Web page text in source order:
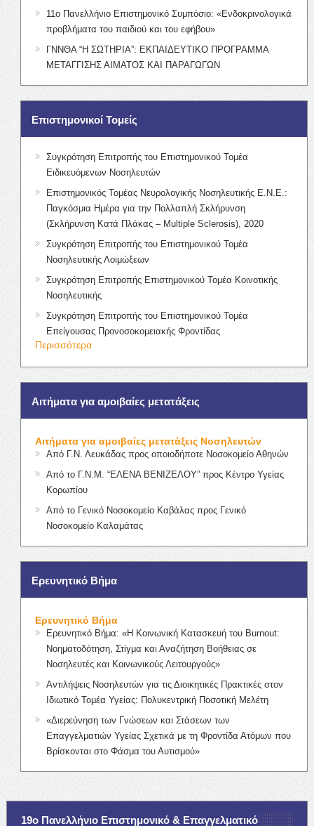
11ο Πανελλήνιο Επιστημονικό Συμπόσιο: «Ενδοκρινολογικά
προβλήματα του παιδιού και του εφήβου»
ΓΝΝΘΑ “Η ΣΩΤΗΡΙΑ”: ΕΚΠΑΙΔΕΥΤΙΚΟ ΠΡΟΓΡΑΜΜΑ
ΜΕΤΑΓΓΙΣΗΣ ΑΙΜΑΤΟΣ ΚΑΙ ΠΑΡΑΓΩΓΩΝ
Επιστημονικοί Τομείς
Συγκρότηση Επιτροπής του Επιστημονικού Τομέα
Ειδικευόμενων Νοσηλευτών
Επιστημονικός Τομέας Νευρολογικής Νοσηλευτικής Ε.Ν.Ε.:
Παγκόσμια Ημέρα για την Πολλαπλή Σκλήρυνση
(Σκλήρυνση Κατά Πλάκας – Multiple Sclerosis), 2020
Συγκρότηση Επιτροπής του Επιστημονικού Τομέα
Νοσηλευτικής Λοιμώξεων
Συγκρότηση Επιτροπής Επιστημονικού Τομέα Κοινοτικής
Νοσηλευτικής
Συγκρότηση Επιτροπής του Επιστημονικού Τομέα
Επείγουσας Προνοσοκομειακής Φροντίδας
Περισσότερα
Αιτήματα για αμοιβαίες μετατάξεις
Αιτήματα για αμοιβαίες μετατάξεις Νοσηλευτών
Από Γ.Ν. Λευκάδας προς οποιοδήποτε Νοσοκομείο Αθηνών
Από το Γ.Ν.Μ. “ΕΛΕΝΑ ΒΕΝΙΖΕΛΟΥ” προς Κέντρο Υγείας
Κορωπίου
Από το Γενικό Νοσοκομείο Καβάλας προς Γενικό
Νοσοκομείο Καλαμάτας
Ερευνητικό Βήμα
Ερευνητικό Βήμα
Ερευνητικό Βήμα: «Η Κοινωνική Κατασκευή του Burnout:
Νοηματοδότηση, Στίγμα και Αναζήτηση Βοήθειας σε
Νοσηλευτές και Κοινωνικούς Λειτουργούς»
Αντιλήψεις Νοσηλευτών για τις Διοικητικές Πρακτικές στον
Ιδιωτικό Τομέα Υγείας: Πολυκεντρική Ποσοτική Μελέτη
«Διερεύνηση των Γνώσεων και Στάσεων των
Επαγγελματιών Υγείας Σχετικά με τη Φροντίδα Ατόμων που
Βρίσκονται στο Φάσμα του Αυτισμού»
19ο Πανελλήνιο Επιστημονικό & Επαγγελματικό